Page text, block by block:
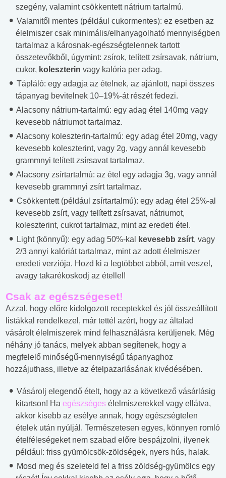
szegény, valamint csökkentett nátrium tartalmú.
Valamitől mentes (például cukormentes): ez esetben az
élelmiszer csak minimális/elhanyagolható mennyiségben
tartalmaz a károsnak-egészségtelennek tartott
összetevőkből, úgymint: zsírok, telített zsírsavak, nátrium,
cukor, koleszterin vagy kalória per adag.
Tápláló: egy adagja az ételnek, az ajánlott, napi összes
tápanyag bevitelnek 10–19%-át részét fedezi.
Alacsony nátrium-tartalmú: egy adag étel 140mg vagy
kevesebb nátriumot tartalmaz.
Alacsony koleszterin-tartalmú: egy adag étel 20mg, vagy
kevesebb koleszterint, vagy 2g, vagy annál kevesebb
grammnyi telített zsírsavat tartalmaz.
Alacsony zsírtartalmú: az étel egy adagja 3g, vagy annál
kevesebb grammnyi zsírt tartalmaz.
Csökkentett (például zsírtartalmú): egy adag étel 25%-al
kevesebb zsírt, vagy telített zsírsavat, nátriumot,
koleszterint, cukrot tartalmaz, mint az eredeti étel.
Light (könnyű): egy adag 50%-kal
kevesebb zsírt, vagy
2/3 annyi kalóriát tartalmaz, mint az adott élelmiszer
eredeti verziója. Hozd ki a legtöbbet abból, amit veszel,
avagy takarékoskodj az étellel!
Csak az egészségeset!
Azzal, hogy előre kidolgozott receptekkel és jól összeállított
listákkal rendelkezel, már tettél azért, hogy az általad
vásárolt élelmiszerek mind felhasználásra kerüljenek. Még
néhány jó tanács, melyek abban segítenek, hogy a
megfelelő minőségű-mennyiségű tápanyaghoz
hozzájuthass, illetve az ételpazarlásának kivédésében.
Vásárolj elegendő ételt, hogy az a következő vásárlásig
kitartson! Ha egészséges élelmiszerekkel vagy ellátva,
akkor kisebb az esélye annak, hogy egészségtelen
ételek után nyúljál. Természetesen egyes, könnyen romló
ételféleségeket nem szabad előre bespájzolni, ilyenek
például: friss gyümölcsök-zöldségek, nyers hús, halak.
Mosd meg és szeleteld fel a friss zöldség-gyümölcs egy